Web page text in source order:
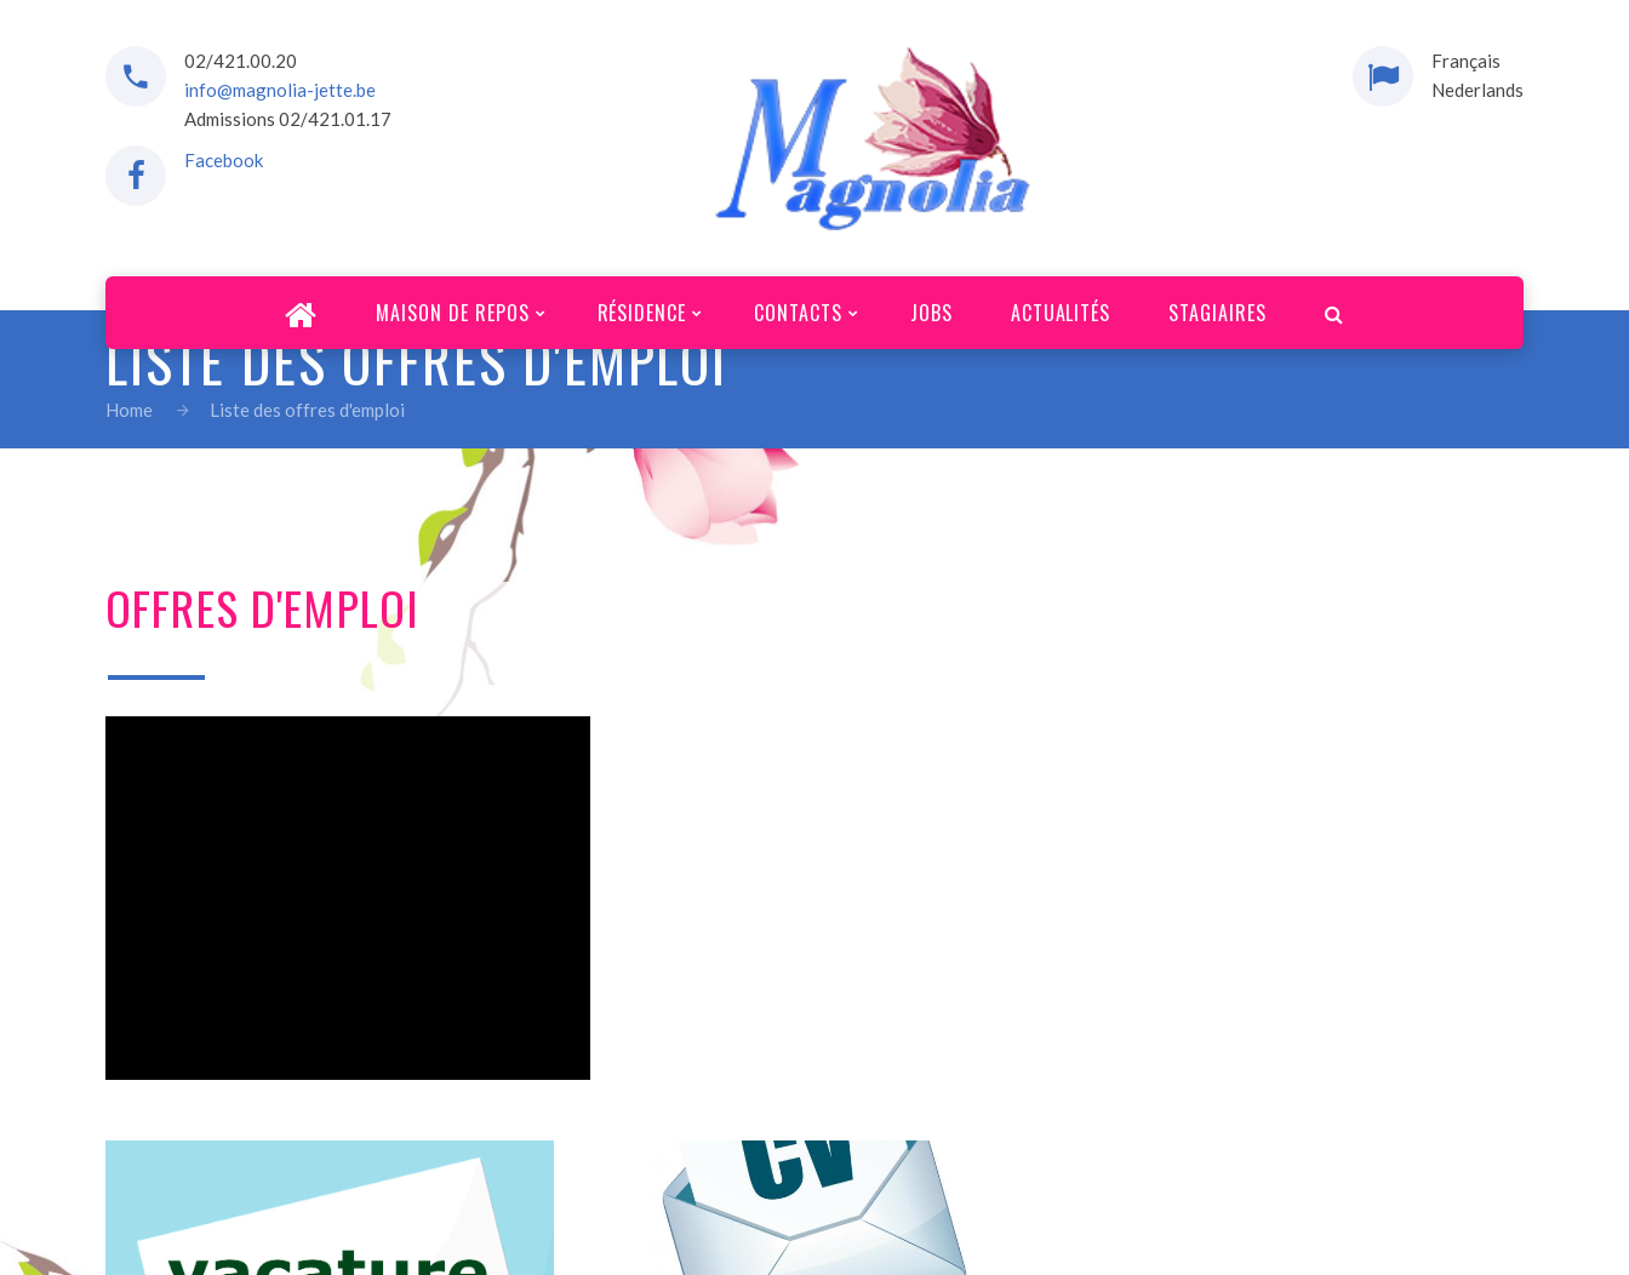
02/421.00.20
info@magnolia-jette.be
Admissions 02/421.01.17
Facebook
Français
Nederlands
MAISON DE REPOS RÉSIDENCE CONTACTS JOBS ACTUALITÉS STAGIAIRES
LISTE DES OFFRES D'EMPLOI
Home Liste des offres d'emploi
OFFRES D'EMPLOI